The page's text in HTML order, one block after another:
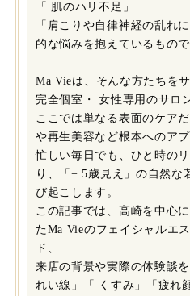
「 肌のハリ不足」
「肩こりや自律神経の乱れ
的な悩みを抱えているもので
Ma Vieは、そんな方たちを
完全個室・ 女性専用のサロ
ここでは単なる表面のケア
や再生美容など根本へのア
忙しい毎日でも、ひと時の
り、「− 5歳見え」の自然な
び起こします。
この記事では、高崎を中心
たMa Vieのフェイシャルエ
ド、
来店の背景や実際の体験談
れい線」「 くすみ」「疲れ